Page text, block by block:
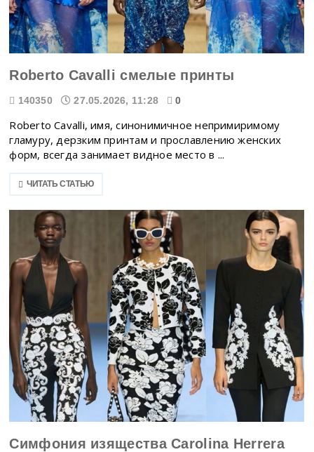
Roberto Cavalli смелые принты
140350 27.05.2026, 11:28 0
Roberto Cavalli, имя, синонимичное непримиримому
гламуру, дерзким принтам и прославлению женских
форм, всегда занимает видное место в ...
ЧИТАТЬ СТАТЬЮ
Симфония изящества Carolina Herrera